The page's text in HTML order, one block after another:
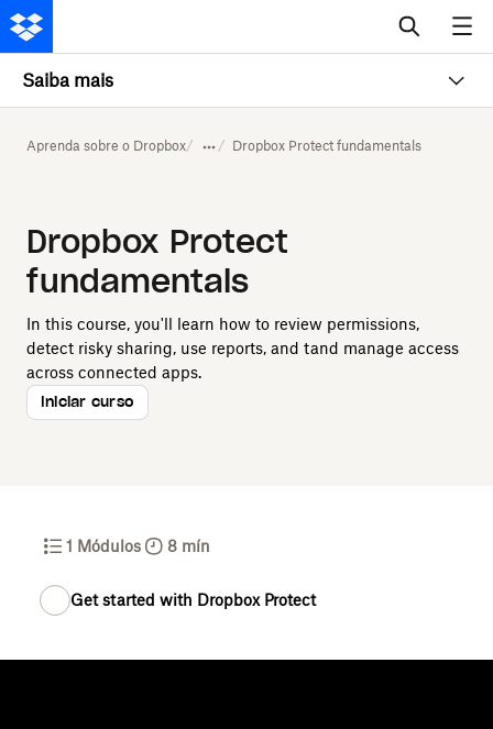
Saiba mais
Aprenda sobre o Dropbox Dropbox Protect fundamentals
Dropbox Protect
fundamentals
In this course, you'll learn how to review permissions,
detect risky sharing, use reports, and tand manage access
across connected apps.
Iniciar curso
1 Módulos 8 mín
Get started with Dropbox Protect